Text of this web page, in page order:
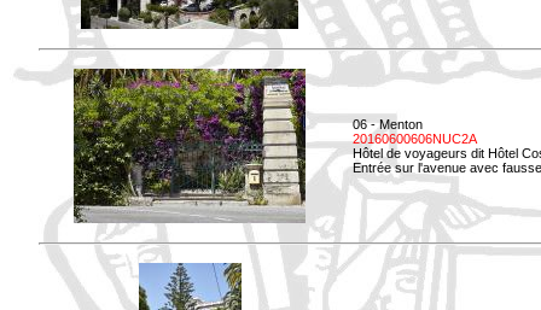
06 - Menton
20160600606NUC2A
Hôtel de voyageurs dit Hôtel
Entrée sur l'avenue avec